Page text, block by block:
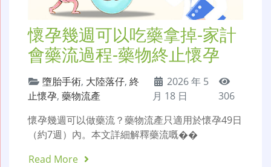
懷孕幾週可以吃藥拿掉-家計
會藥流過程-藥物終止懷孕
墮胎手術, 大陸落仔, 終
止懷孕, 藥物流產
2026 年 5
月 18 日
306
懷孕幾週可以做藥流？藥物流產只適用於懷孕49日
（約7週）內。本文詳細解釋藥流嘅��
Read More